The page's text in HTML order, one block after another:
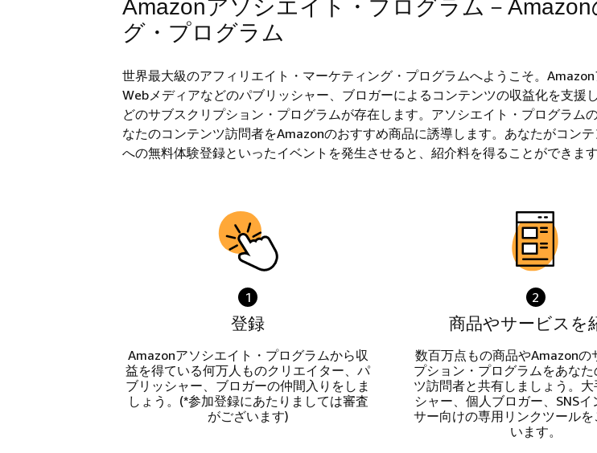
Amazonアソシエイト・プログラム－
グ・プログラム
世界最大級のアフィリエイト・マーケティング・プログラムへようこそ。
Webメディアなどのパブリッシャー、ブロガーによるコンテンツの収益化を支
どのサブスクリプション・プログラムが存在します。アソシエイト・プログラ
なたのコンテンツ訪問者をAmazonのおすすめ商品に誘導します。あなたがコン
への無料体験登録といったイベントを発生させると、紹介料を得ることができます
1
登録
Amazonアソシエイト・プログラムから収
益を得ている何万人ものクリエイター、パ
ブリッシャー、ブロガーの仲間入りをしま
しょう。(*参加登録にあたりましては審査
がございます)
2
商品やサービスを
数百万点もの商品やAmazonの
プション・プログラムをあな
ツ訪問者と共有しましょう。大
シャー、個人ブロガー、SNSイ
サー向けの専用リンクツールを
います。